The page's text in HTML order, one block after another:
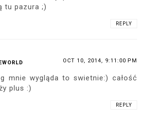
tu pazura ;)
REPLY
OCT 10, 2014, 9:11:00 PM
mnie wygląda to swietnie:) całość
plus :)
REPLY